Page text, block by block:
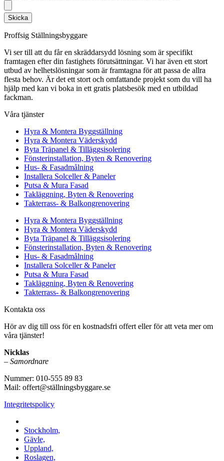
Skicka
Proffsig Ställningsbyggare
Vi ser till att du får en skräddarsydd lösning som är specifikt
framtagen efter din fastighets förutsättningar. Vi har även ett stort
utbud av helhetslösningar som är framtagna för att passa de allra
flesta behov. Är det ett stort och omfattande projekt som du vill ha
hjälp med kan vi boka in ett gratis platsbesök med en utbildad
fackman.
Våra tjänster
Hyra & Montera Byggställning
Hyra & Montera Väderskydd
Byta Träpanel & Tilläggsisolering
Fönsterinstallation, Byten & Renovering
Hus- & Fasadmålning
Installera Solceller & Paneler
Putsa & Mura Fasad
Takläggning, Byten & Renovering
Takterrass- & Balkongrenovering
Hyra & Montera Byggställning
Hyra & Montera Väderskydd
Byta Träpanel & Tilläggsisolering
Fönsterinstallation, Byten & Renovering
Hus- & Fasadmålning
Installera Solceller & Paneler
Putsa & Mura Fasad
Takläggning, Byten & Renovering
Takterrass- & Balkongrenovering
Kontakta oss
Hör av dig till oss för en kostnadsfri offert eller för att veta mer om
våra tjänster!
Nicklas
– Samordnare
Nummer: 010-555 89 83
Mail: offert@ställningsbyggare.se
Integritetspolicy
Stockholm,
Gävle,
Uppland,
Roslagen,